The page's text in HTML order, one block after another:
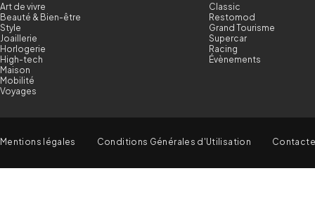
Art de vivre
Beauté & Bien-être
Style
Joaillerie
Horlogerie
High-tech
Maison
Mobilité
Voyages
Classic
Restomod
Grand Tourisme
Supercar
Racing
Évènements
Mentions légales Conditions Générales d'Utilisation